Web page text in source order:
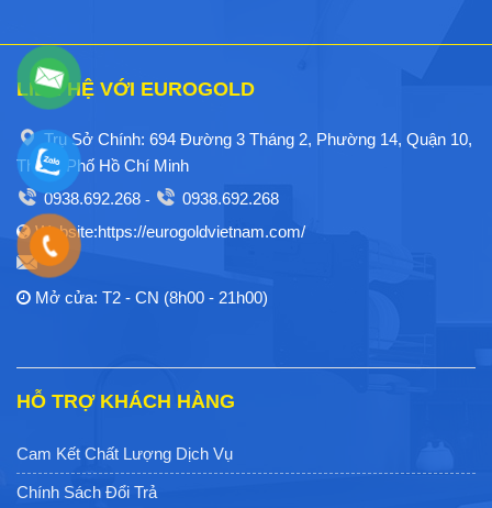
LIÊN HỆ VỚI EUROGOLD
Trụ Sở Chính: 694 Đường 3 Tháng 2, Phường 14, Quận 10,
Thành Phố Hồ Chí Minh
0938.692.268 -
0938.692.268
Website:https://eurogoldvietnam.com/
Mở cửa: T2 - CN (8h00 - 21h00)
HỖ TRỢ KHÁCH HÀNG
Cam Kết Chất Lượng Dịch Vụ
Chính Sách Đổi Trả